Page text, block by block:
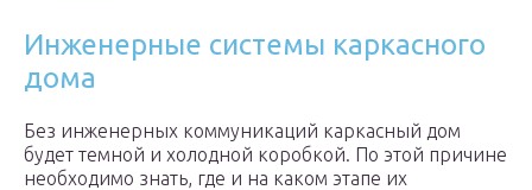
Инженерные системы каркасного
дома
Без инженерных коммуникаций каркасный дом
будет темной и холодной коробкой. По этой причине
необходимо знать, где и на каком этапе их